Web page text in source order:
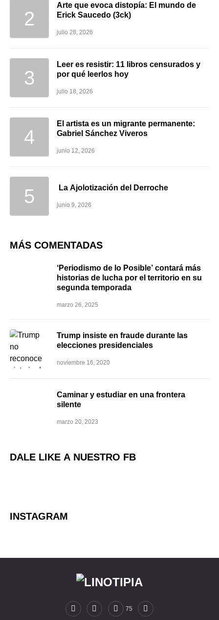
Arte que evoca distopía: El mundo de
Erick Saucedo (3ck)
julio 28, 2026
Leer es resistir: 11 libros censurados y
por qué leerlos hoy
julio 18, 2026
El artista es un migrante permanente:
Gabriel Sánchez Viveros
junio 12, 2026
La Ajolotización del Derroche
junio 9, 2026
MÁS COMENTADAS
‘Periodismo de lo Posible’ contará más
historias de lucha por el territorio en su
segunda temporada
marzo 26, 2025
Trump insiste en fraude durante las
elecciones presidenciales
noviembre 16, 2020
Caminar y estudiar en una frontera
silente
marzo 20, 2023
DALE LIKE A NUESTRO FB
INSTAGRAM
75